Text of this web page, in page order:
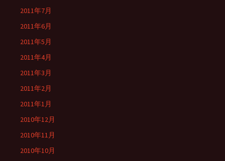
2011年7月
2011年6月
2011年5月
2011年4月
2011年3月
2011年2月
2011年1月
2010年12月
2010年11月
2010年10月